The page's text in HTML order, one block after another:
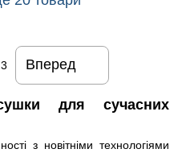
Вперед
для сучасних
з новітніми технологіями